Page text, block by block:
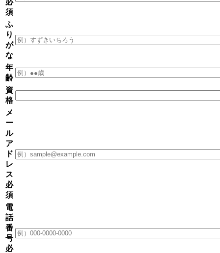
須
ふ
り
が
な
年
齢
資
格
メ
ー
ル
ア
ド
レ
ス
必
須
電
話
番
号
必